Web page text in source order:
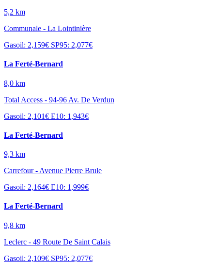
5,2 km
Communale - La Lointinière
Gasoil: 2,159€ SP95: 2,077€
La Ferté-Bernard
8,0 km
Total Access - 94-96 Av. De Verdun
Gasoil: 2,101€ E10: 1,943€
La Ferté-Bernard
9,3 km
Carrefour - Avenue Pierre Brule
Gasoil: 2,164€ E10: 1,999€
La Ferté-Bernard
9,8 km
Leclerc - 49 Route De Saint Calais
Gasoil: 2,109€ SP95: 2,077€